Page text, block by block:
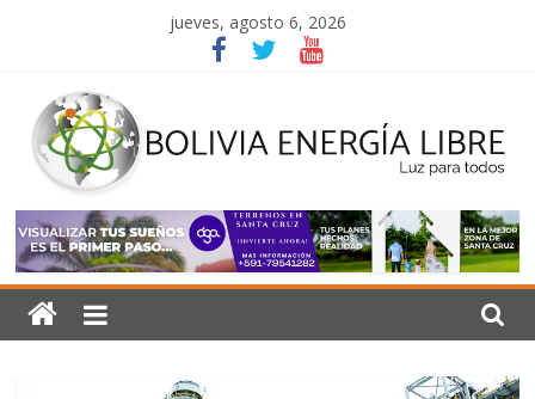
jueves, agosto 6, 2026
Bolivia
Energía
Libre